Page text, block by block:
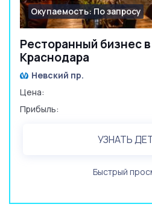
Ресторанный бизнес
Краснодара
Окупаемость: По запросу
Невский пр.
Цена:
Прибыль:
УЗНАТЬ
Быстрый